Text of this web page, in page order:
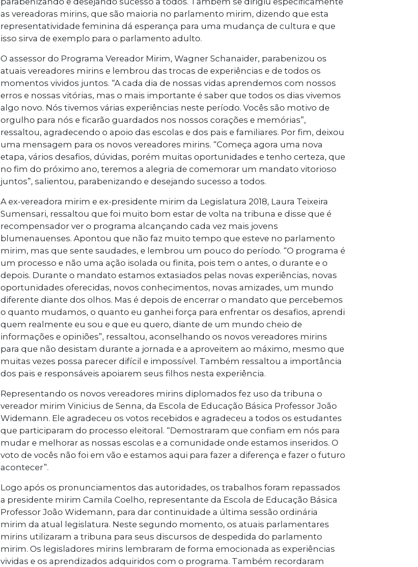
as vereadoras mirins, que são maioria no parlamento mirim, dizendo que esta
representatividade feminina dá esperança para uma mudança de cultura e que
isso sirva de exemplo para o parlamento adulto.
O assessor do Programa Vereador Mirim, Wagner Schanaider, parabenizou os
atuais vereadores mirins e lembrou das trocas de experiências e de todos os
momentos vividos juntos. “A cada dia de nossas vidas aprendemos com nossos
erros e nossas vitórias, mas o mais importante é saber que todos os dias vivemos
algo novo. Nós tivemos várias experiências neste período. Vocês são motivo de
orgulho para nós e ficarão guardados nos nossos corações e memórias”,
ressaltou, agradecendo o apoio das escolas e dos pais e familiares. Por fim, deixou
uma mensagem para os novos vereadores mirins. “Começa agora uma nova
etapa, vários desafios, dúvidas, porém muitas oportunidades e tenho certeza, que
no fim do próximo ano, teremos a alegria de comemorar um mandato vitorioso
juntos”, salientou, parabenizando e desejando sucesso a todos.
A ex-vereadora mirim e ex-presidente mirim da Legislatura 2018, Laura Teixeira
Sumensari, ressaltou que foi muito bom estar de volta na tribuna e disse que é
recompensador ver o programa alcançando cada vez mais jovens
blumenauenses. Apontou que não faz muito tempo que esteve no parlamento
mirim, mas que sente saudades, e lembrou um pouco do período. “O programa é
um processo e não uma ação isolada ou finita, pois tem o antes, o durante e o
depois. Durante o mandato estamos extasiados pelas novas experiências, novas
oportunidades oferecidas, novos conhecimentos, novas amizades, um mundo
diferente diante dos olhos. Mas é depois de encerrar o mandato que percebemos
o quanto mudamos, o quanto eu ganhei força para enfrentar os desafios, aprendi
quem realmente eu sou e que eu quero, diante de um mundo cheio de
informações e opiniões”, ressaltou, aconselhando os novos vereadores mirins
para que não desistam durante a jornada e a aproveitem ao máximo, mesmo que
muitas vezes possa parecer difícil e impossível. Também ressaltou a importância
dos pais e responsáveis apoiarem seus filhos nesta experiência.
Representando os novos vereadores mirins diplomados fez uso da tribuna o
vereador mirim Vinicius de Senna, da Escola de Educação Básica Professor João
Widemann. Ele agradeceu os votos recebidos e agradeceu a todos os estudantes
que participaram do processo eleitoral. “Demostraram que confiam em nós para
mudar e melhorar as nossas escolas e a comunidade onde estamos inseridos. O
voto de vocês não foi em vão e estamos aqui para fazer a diferença e fazer o futuro
acontecer”.
Logo após os pronunciamentos das autoridades, os trabalhos foram repassados
a presidente mirim Camila Coelho, representante da Escola de Educação Básica
Professor João Widemann, para dar continuidade a última sessão ordinária
mirim da atual legislatura. Neste segundo momento, os atuais parlamentares
mirins utilizaram a tribuna para seus discursos de despedida do parlamento
mirim. Os legisladores mirins lembraram de forma emocionada as experiências
vividas e os aprendizados adquiridos com o programa. Também recordaram